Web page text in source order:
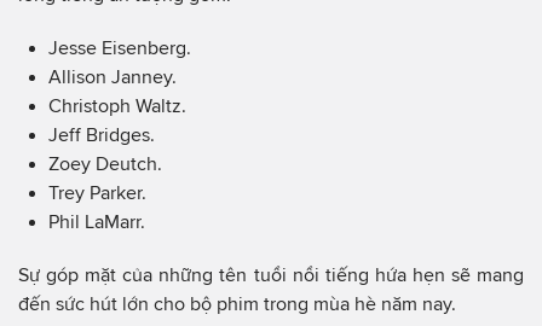
Jesse Eisenberg.
Allison Janney.
Christoph Waltz.
Jeff Bridges.
Zoey Deutch.
Trey Parker.
Phil LaMarr.
Sự góp mặt của những tên tuổi nổi tiếng hứa hẹn sẽ mang
đến sức hút lớn cho bộ phim trong mùa hè năm nay.